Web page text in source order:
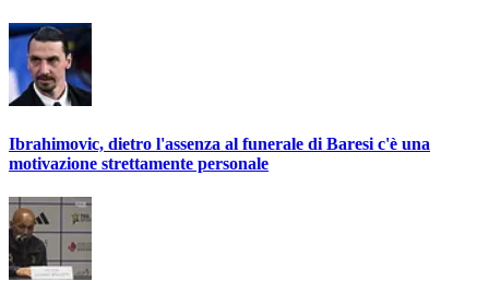
Ibrahimovic, dietro l'assenza al funerale di Baresi c'è una
motivazione strettamente personale